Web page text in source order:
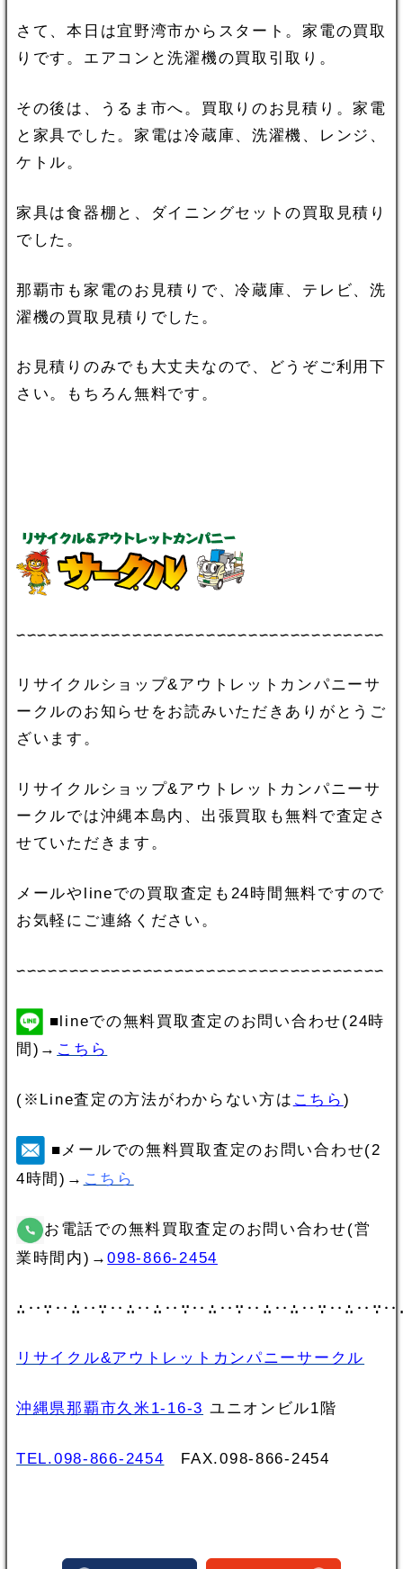
さて、本日は宜野湾市からスタート。家電の買取
りです。エアコンと洗濯機の買取引取り。
その後は、うるま市へ。買取りのお見積り。家電
と家具でした。家電は冷蔵庫、洗濯機、レンジ、
ケトル。
家具は食器棚と、ダイニングセットの買取見積り
でした。
那覇市も家電のお見積りで、冷蔵庫、テレビ、洗
濯機の買取見積りでした。
お見積りのみでも大丈夫なので、どうぞご利用下
さい。もちろん無料です。
∽∽∽∽∽∽∽∽∽∽∽∽∽∽∽∽∽∽∽∽∽∽∽∽∽∽∽∽∽∽∽∽∽∽∽
リサイクルショップ&アウトレットカンパニーサ
ークルのお知らせをお読みいただきありがとうご
ざいます。
リサイクルショップ&アウトレットカンパニーサ
ークルでは沖縄本島内、出張買取も無料で査定さ
せていただきます。
メールやlineでの買取査定も24時間無料ですので
お気軽にご連絡ください。
∽∽∽∽∽∽∽∽∽∽∽∽∽∽∽∽∽∽∽∽∽∽∽∽∽∽∽∽∽∽∽∽∽∽∽
■lineでの無料買取査定のお問い合わせ(24時
間)→ こちら
(※Line査定の方法がわからない方は こちら )
■メールでの無料買取査定のお問い合わせ(2
4時間)→ こちら
お電話での無料買取査定のお問い合わせ(営
業時間内)→098-866-2454
リサイクル&アウトレットカンパニーサークル
沖縄県那覇市久米1-16-3 ユニオンビル1階
TEL.098-866-2454 FAX.098‐866‐2454